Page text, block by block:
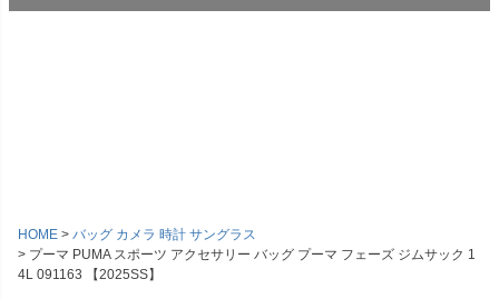
HOME
バッグ カメラ 時計 サングラス
プーマ PUMA スポーツ アクセサリー バッグ プーマ フェーズ ジムサック 1
4L 091163 【2025SS】